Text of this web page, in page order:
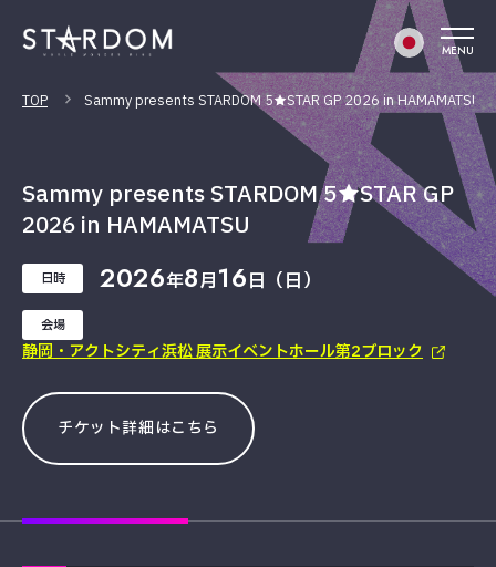
MENU
TOP Sammy presents STARDOM 5★STAR GP 2026 in HAMAMATSU
Sammy presents STARDOM 5★STAR GP
2026 in HAMAMATSU
日時 2026年8月16日（日）
会場
静岡・アクトシティ浜松 展示イベントホール第2ブロック
チケット詳細はこちら